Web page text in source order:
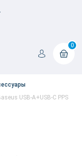
0
USB-A+USB-C PPS